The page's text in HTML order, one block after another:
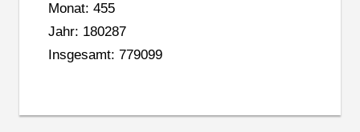
Monat: 455
Jahr: 180287
Insgesamt: 779099